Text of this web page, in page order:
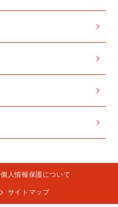
個人情報保護について
サイトマップ